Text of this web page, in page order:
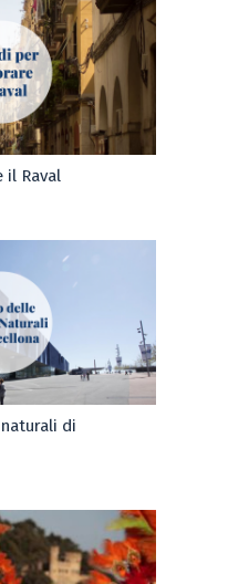
il Raval
di